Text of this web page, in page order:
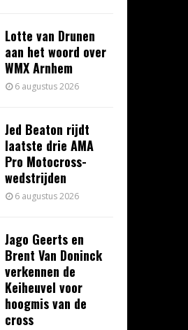
Lotte van Drunen
aan het woord over
WMX Arnhem
6 augustus 2026
Jed Beaton rijdt
laatste drie AMA
Pro Motocross-
wedstrijden
6 augustus 2026
Jago Geerts en
Brent Van Doninck
verkennen de
Keiheuvel voor
hoogmis van de
cross